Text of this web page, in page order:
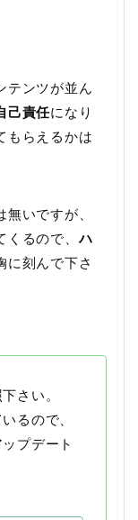
テンツが並ん
己責任になり
もらえるかは
いですが、
くるので、ハ
に刻んで下さ
さい。
るので、
プデート